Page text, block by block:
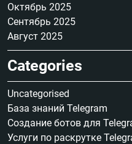
Октябрь 2025
Сентябрь 2025
Август 2025
Categories
Uncategorised
База знаний Telegram
Создание ботов для
Услуги по раскрутке